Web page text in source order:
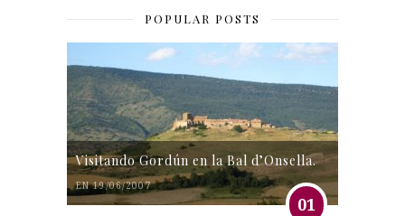
POPULAR POSTS
Visitando Gordún en la Bal d’Onsella.
EN 19/06/2007
01